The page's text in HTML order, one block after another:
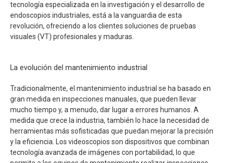
tecnología especializada en la investigación y el desarrollo de
endoscopios industriales, está a la vanguardia de esta
revolución, ofreciendo a los clientes soluciones de pruebas
visuales (VT) profesionales y maduras.
La evolución del mantenimiento industrial
Tradicionalmente, el mantenimiento industrial se ha basado en
gran medida en inspecciones manuales, que pueden llevar
mucho tiempo y, a menudo, dar lugar a errores humanos. A
medida que crece la industria, también lo hace la necesidad de
herramientas más sofisticadas que puedan mejorar la precisión
y la eficiencia. Los videoscopios son dispositivos que combinan
tecnología avanzada de imágenes con portabilidad, lo que